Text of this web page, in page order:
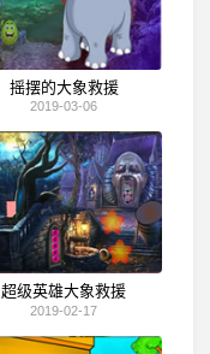
摇摆的大象救援
2019-03-06
超级英雄大象救援
2019-02-17